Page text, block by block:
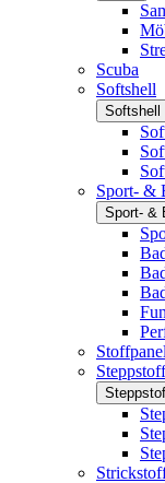
Scuba
Softshell
Softshell
Sport- &
Sport- &